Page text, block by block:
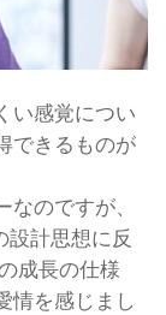
い感覚につい
できるものが
のですが、
設計思想に反
成長の仕様
情を感じまし